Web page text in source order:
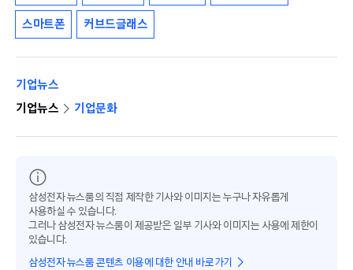
스마트폰 커브드글래스
기업뉴스
기업뉴스
기업문화
삼성전자 뉴스룸의 직접 제작한 기사와 이미지는 누구나 자유롭게
사용하실 수 있습니다.
그러나 삼성전자 뉴스룸이 제공받은 일부 기사와 이미지는 사용에 제한이
있습니다.
삼성전자 뉴스룸 콘텐츠 이용에 대한 안내 바로가기